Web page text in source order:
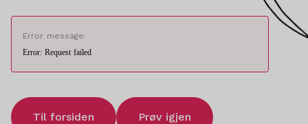
Error message:
Error: Request failed
Til forsiden Prøv igjen